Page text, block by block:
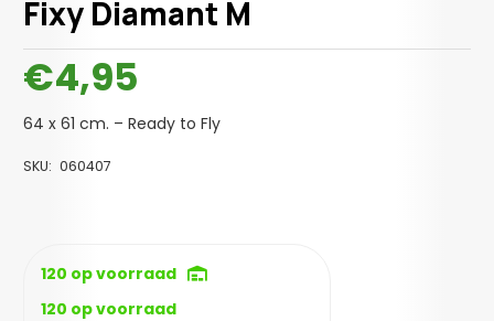
Fixy Diamant M
€4,95
64 x 61 cm. – Ready to Fly
SKU: 060407
120 op voorraad
120 op voorraad